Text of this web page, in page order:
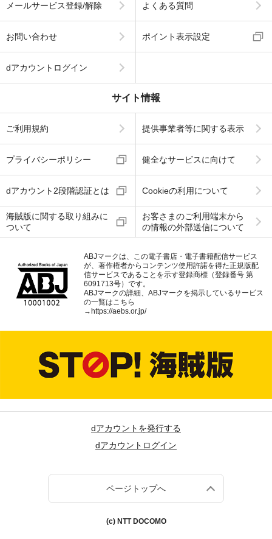
メールサービス登録/解除 よくある質問
お問い合わせ ポイント表示設定
dアカウントログイン
サイト情報
ご利用規約 提供事業者等に関する表示
プライバシーポリシー 健全なサービスに向けて
dアカウント2段階認証とは Cookieの利用について
海賊版に関する取り組みに
ついて
お客さまのご利用端末から
の情報の外部送信について
ABJマークは、この電子書店・電子書籍配信サービス
が、著作権者からコンテンツ使用許諾を得た正規版配
信サービスであることを示す登録商標（登録番号 第
6091713号）です。
ABJマークの詳細、ABJマークを掲示しているサービス
の一覧はこちら
→ https://aebs.or.jp/
dアカウントを発行する
dアカウントログイン
ページトップへ
(c) NTT DOCOMO